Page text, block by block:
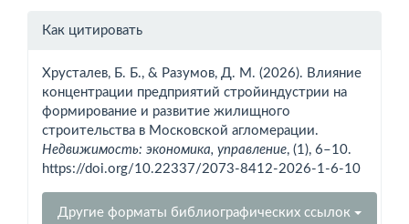
Информация
Как цитировать
Хрусталев, Б. Б., & Разумов, Д. М. (2026). Влияние
концентрации предприятий стройиндустрии на
формирование и развитие жилищного
строительства в Московской агломерации.
Недвижимость: экономика, управление, (1), 6–10.
https://doi.org/10.22337/2073-8412-2026-1-6-10
Другие форматы библиографических ссылок